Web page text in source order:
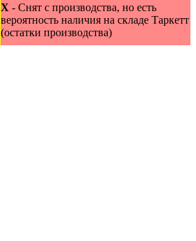
X - Снят с производства, но есть
вероятность наличия на складе Таркетт
(остатки производства)